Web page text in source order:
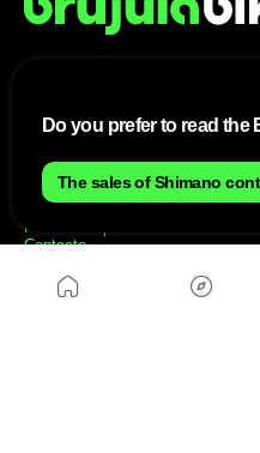
Aviso Legal
Anúnciate con nosotros
Política de privacidad
Contacto
Do you prefer to read the
The sales of Shimano